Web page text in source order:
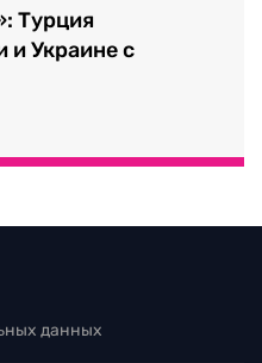
Турция
и Украине с
данных